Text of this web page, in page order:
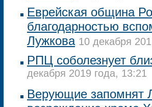
Еврейская община
благодарностью
Лужкова 10 декабря
РПЦ соболезнует
декабря 2019 года, 13:21
Верующие запомнят